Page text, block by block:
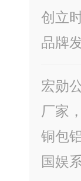
创立
品牌
宏勋
厂家
铜包
国娱